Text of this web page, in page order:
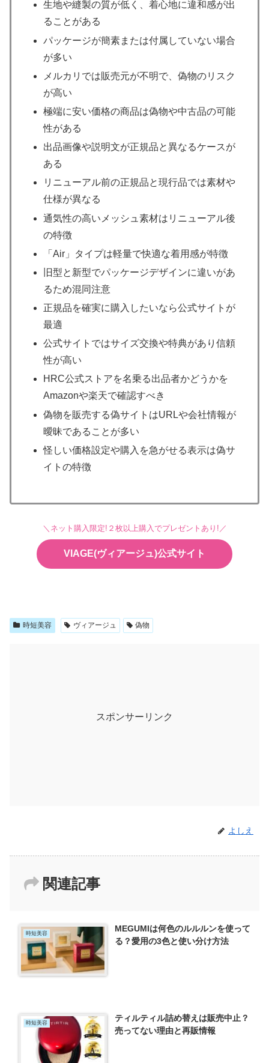
生地や縫製の質が低く、着心地に違和感が出
ることがある
パッケージが簡素または付属していない場合
が多い
メルカリでは販売元が不明で、偽物のリスク
が高い
極端に安い価格の商品は偽物や中古品の可能
性がある
出品画像や説明文が正規品と異なるケースが
ある
リニューアル前の正規品と現行品では素材や
仕様が異なる
通気性の高いメッシュ素材はリニューアル後
の特徴
「Air」タイプは軽量で快適な着用感が特徴
旧型と新型でパッケージデザインに違いがあ
るため混同注意
正規品を確実に購入したいなら公式サイトが
最適
公式サイトではサイズ交換や特典があり信頼
性が高い
HRC公式ストアを名乗る出品者かどうかを
Amazonや楽天で確認すべき
偽物を販売する偽サイトはURLや会社情報が
曖昧であることが多い
怪しい価格設定や購入を急がせる表示は偽サ
イトの特徴
＼ネット購入限定!２枚以上購入でプレゼントあり!／
VIAGE(ヴィアージュ)公式サイト
時短美容 ヴィアージュ 偽物
スポンサーリンク
よしえ
関連記事
時短美容
MEGUMIは何色のルルルンを使って
る？愛用の3色と使い分け方法
時短美容
ティルティル詰め替えは販売中止？
売ってない理由と再販情報